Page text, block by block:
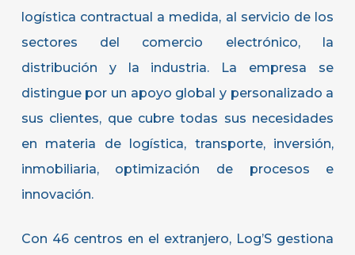
logística contractual a medida, al servicio de los
sectores del comercio electrónico, la
distribución y la industria. La empresa se
distingue por un apoyo global y personalizado a
sus clientes, que cubre todas sus necesidades
en materia de logística, transporte, inversión,
inmobiliaria, optimización de procesos e
innovación.
Con 46 centros en el extranjero, Log’S gestiona